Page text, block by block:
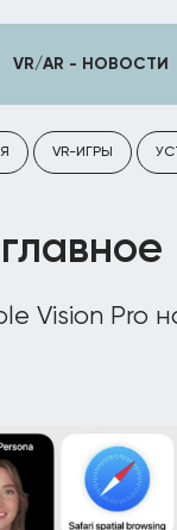
VR/AR - НОВОСТИ
VR-ИГРЫ
Vision Pro